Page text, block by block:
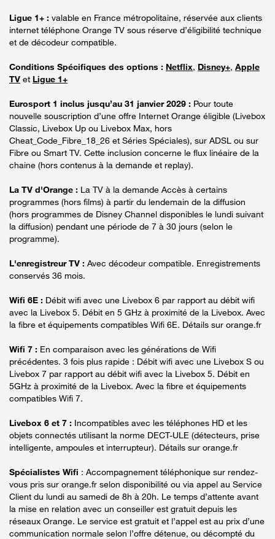
Ligue 1+ : valable en France métropolitaine, réservée aux clients
internet téléphone Orange TV sous réserve d’éligibilité technique
et de décodeur compatible.
Conditions Spécifiques des options : Netflix, Disney+, Apple
TV et Ligue 1+
Eurosport 1 inclus jusqu’au 31 janvier 2029 : Pour toute
nouvelle souscription d’une offre Internet Orange éligible (Livebox
Classic, Livebox Up ou Livebox Max, hors
Cheat_Code_Fibre_18_26 et Séries Spéciales), sur ADSL ou sur
Fibre ou Smart TV. Cette inclusion concerne le flux linéaire de la
chaine (hors contenus à la demande et replay).
La TV d'Orange : La TV à la demande Accès à certains
programmes (hors films) à partir du lendemain de la diffusion
(hors programmes de Disney Channel disponibles le lundi suivant
la diffusion) pendant une période de 7 à 30 jours (selon le
programme).
L'enregistreur TV : Avec décodeur compatible. Enregistrements
conservés 36 mois.
Wifi 6E : Débit wifi avec une Livebox 6 par rapport au débit wifi
avec la Livebox 5. Débit en 5 GHz à proximité de la Livebox. Avec
la fibre et équipements compatibles Wifi 6E. Détails sur orange.fr
Wifi 7 : En comparaison avec les générations de Wifi
précédentes. 3 fois plus rapide : Débit wifi avec une Livebox S ou
Livebox 7 par rapport au débit wifi avec la Livebox 5. Débit en
5GHz à proximité de la Livebox. Avec la fibre et équipements
compatibles Wifi 7.
Livebox 6 et 7 : Incompatibles avec les téléphones HD et les
objets connectés utilisant la norme DECT-ULE (détecteurs, prise
intelligente, ampoules et interrupteur). Détails sur orange.fr
Spécialistes Wifi : Accompagnement téléphonique sur rendez-
vous pris sur orange.fr selon disponibilité ou via appel au Service
Client du lundi au samedi de 8h à 20h. Le temps d’attente avant
la mise en relation avec un conseiller est gratuit depuis les
réseaux Orange. Le service est gratuit et l’appel est au prix d’une
communication normale selon l’offre détenue, ou décompté du